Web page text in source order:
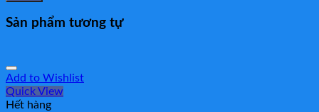
Sản phẩm tương tự
Add to Wishlist
Quick View
Hết hàng